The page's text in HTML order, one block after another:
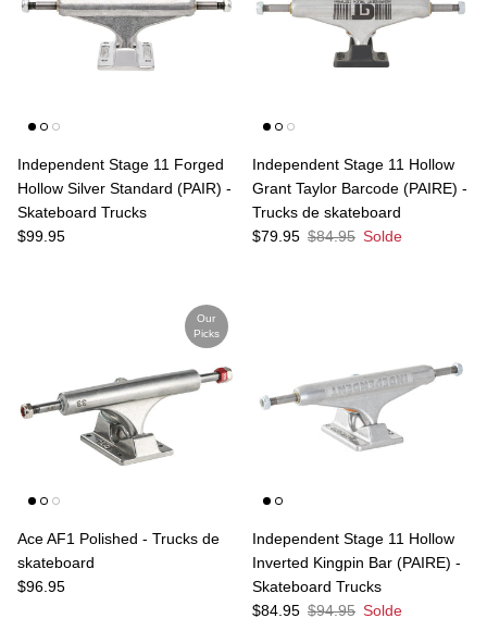
Independent Stage 11 Forged
Hollow Silver Standard (PAIR) -
Skateboard Trucks
Prix habituel
$99.95
Independent Stage 11 Hollow
Grant Taylor Barcode (PAIRE) -
Trucks de skateboard
Prix soldé
$79.95 Prix habituel
$84.95 Solde
Our
Picks
Ace AF1 Polished - Trucks de
skateboard
Prix habituel
$96.95
Independent Stage 11 Hollow
Inverted Kingpin Bar (PAIRE) -
Skateboard Trucks
Prix soldé
$84.95 Prix habituel
$94.95 Solde